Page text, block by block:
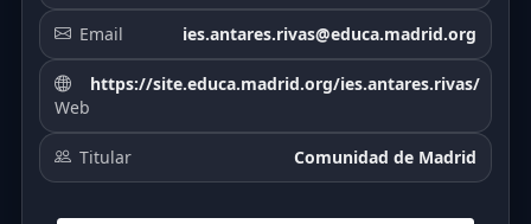
Email ies.antares.rivas@educa.madrid.org
Web
https://site.educa.madrid.org/ies.antares.rivas/
Titular Comunidad de Madrid